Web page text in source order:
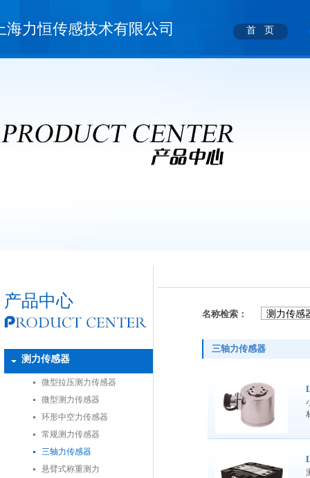
海力恒传感技术有限公司 首 页
产品中心
测力传感器
微型拉压测力传感器
微型测力传感器
环形中空力传感器
常规测力传感器
三轴力传感器
悬臂式称重测力
名称检索：
三轴力传感器